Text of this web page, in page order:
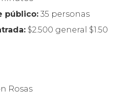
público:35 personas
$2.500 general $1.50
Rosas